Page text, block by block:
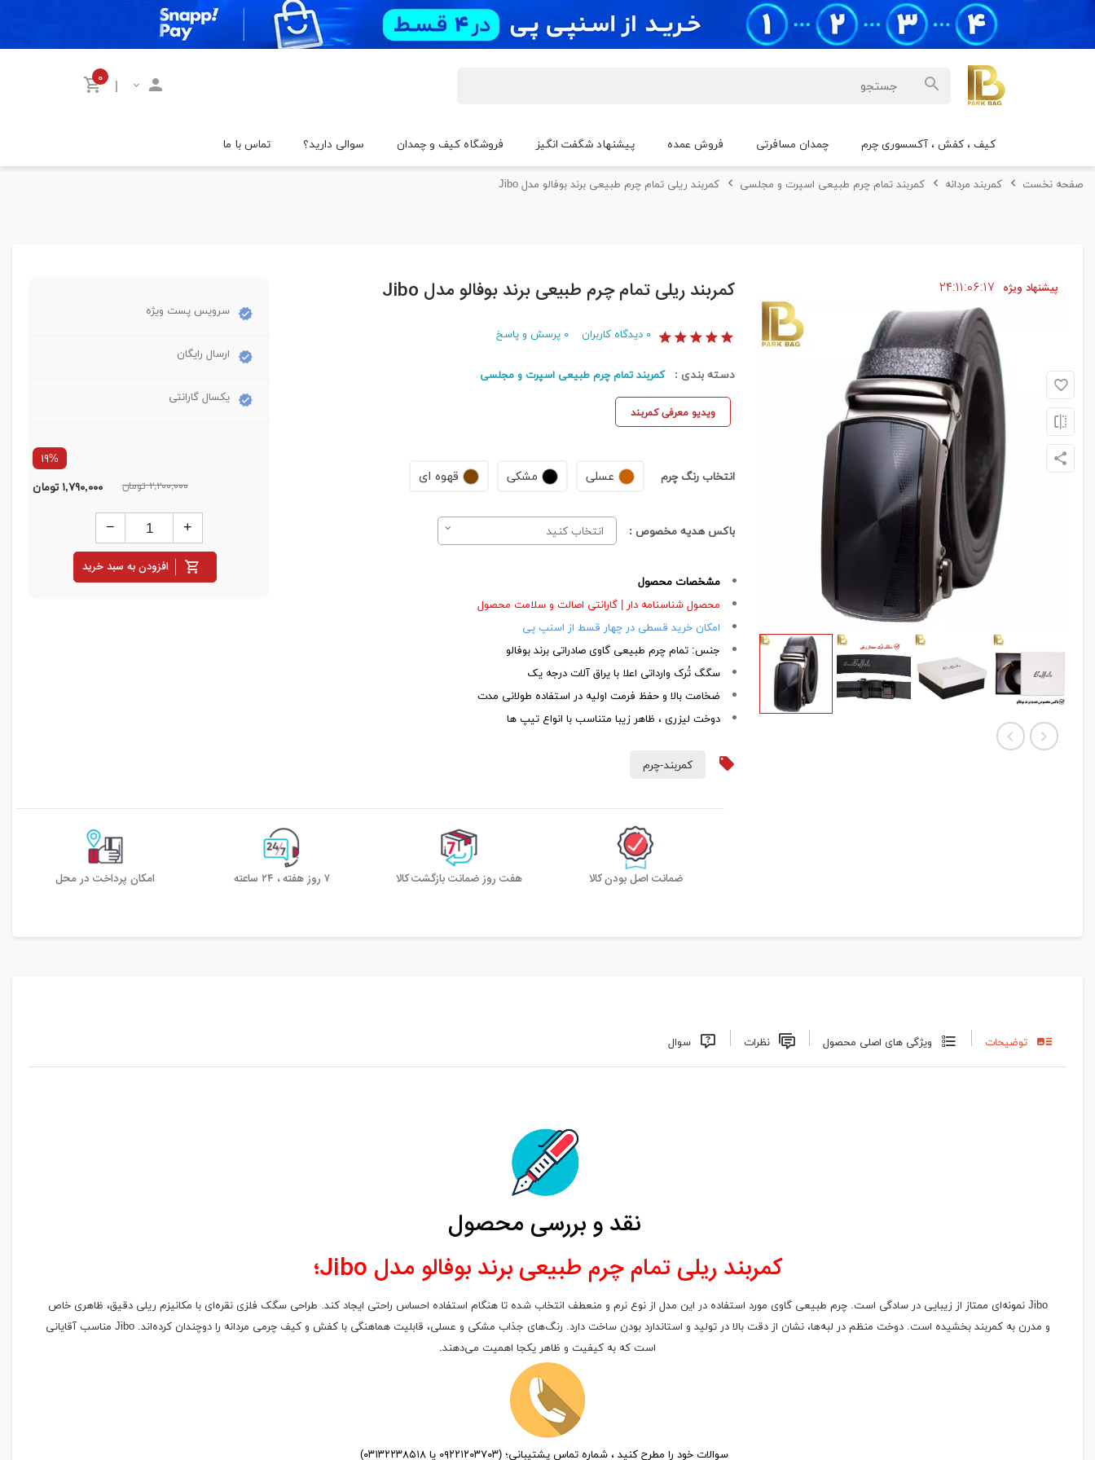
| ۰
کیف ، کفش ، آکسسوری چرم چمدان مسافرتی فروش عمده پیشنهاد شگفت انگیز فروشگاه کیف و چمدان سوالی دارید؟ تماس با ما
صفحه نخست کمربند مردانه کمربند تمام چرم طبیعی اسپرت و مجلسی کمربند ریلی تمام چرم طبیعی برند بوفالو مدل Jibo
پیشنهاد ویژه ۲۴۱۱ ۰۶۱۶ کمربند ریلی تمام چرم طبیعی برند بوفالو مدل Jibo
۰ دیدگاه کاربران ۰ پرسش و پاسخ
دسته بندی : کمربند تمام چرم طبیعی اسپرت و مجلسی
ویدیو معرفی کمربند
انتخاب رنگ چرم عسلی مشکی قهوه ای
باکس هدیه مخصوص : انتخاب کنید
مشخصات محصول
محصول شناسنامه دار | گارانتی اصالت و سلامت محصول
امکان خرید قسطی در چهار قسط از اسنپ پی
جنس: تمام چرم طبیعی گاوی صادراتی برند بوفالو
سگگ تُرک وارداتی اعلا با یراق آلات درجه یک
ضخامت بالا و حفظ فرمت اولیه در استفاده طولانی مدت
دوخت لیزری ، ظاهر زیبا متناسب با انواع تیپ ها
کمربند-چرم
سرویس پست ویژه
ارسال رایگان
یکسال گارانتی
۱۹%
۲,۲۰۰,۰۰۰ تومان ۱,۷۹۰,۰۰۰تومان
افزودن به سبد خرید
ضمانت اصل بودن کالا هفت روز ضمانت بازگشت کالا ۷ روز هفته ، ۲۴ ساعته امکان پرداخت در محل
توضیحات ویژگی های اصلی محصول نظرات سوال
نقد و بررسی محصول
کمربند ریلی تمام چرم طبیعی برند بوفالو مدل Jibo؛
Jibo نمونه‌ای ممتاز از زیبایی در سادگی است. چرم طبیعی گاوی مورد استفاده در این مدل از نوع نرم و منعطف انتخاب شده تا هنگام استفاده احساس راحتی ایجاد کند. طراحی سگک فلزی نقره‌ای با مکانیزم ریلی دقیق، ظاهری خاص
و مدرن به کمربند بخشیده است. دوخت منظم در لبه‌ها، نشان از دقت بالا در تولید و استاندارد بودن ساخت دارد. رنگ‌های جذاب مشکی و عسلی، قابلیت هماهنگی با کفش و کیف چرمی مردانه را دوچندان کرده‌اند. Jibo مناسب آقایانی
است که به کیفیت و ظاهر یکجا اهمیت می‌دهند.
سوالات خود را مطرح کنید ، شماره تماس پشتیبانی؛ (۰۹۲۲۱۲۰۳۷۰۳ یا ۰۳۱۳۲۲۳۸۵۱۸)